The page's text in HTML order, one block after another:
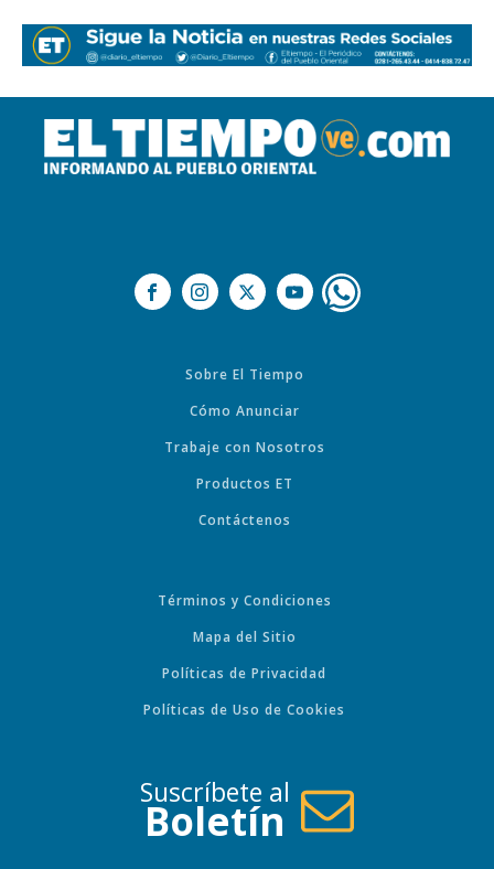
Sobre El Tiempo
Cómo Anunciar
Trabaje con Nosotros
Productos ET
Contáctenos
Términos y Condiciones
Mapa del Sitio
Políticas de Privacidad
Políticas de Uso de Cookies
Suscríbete al
Boletín